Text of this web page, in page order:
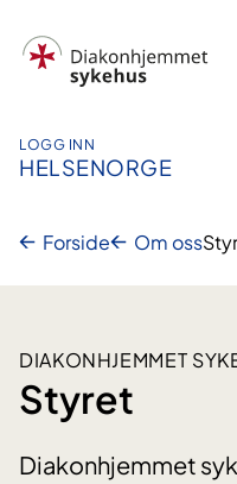
innhold
LOGG INN
HELSENORGE
Forside Om oss
DIAKONHJEMMET
Styret
Diakonhjemmet